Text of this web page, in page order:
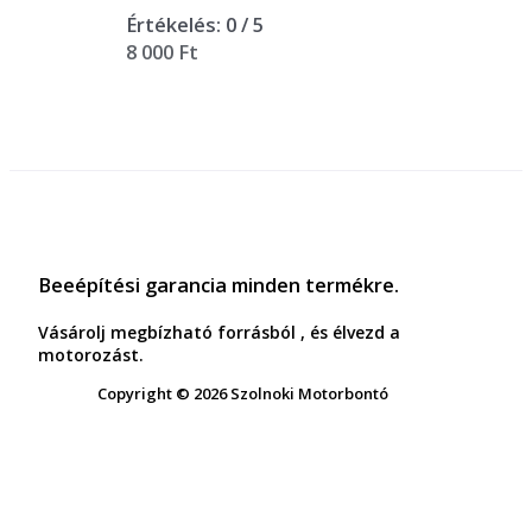
Értékelés: 0/ 5
8 000 Ft
Beeépítési garancia minden termékre.
Vásárolj megbízható forrásból , és élvezd a
motorozást.
Copyright © 2026 Szolnoki Motorbontó